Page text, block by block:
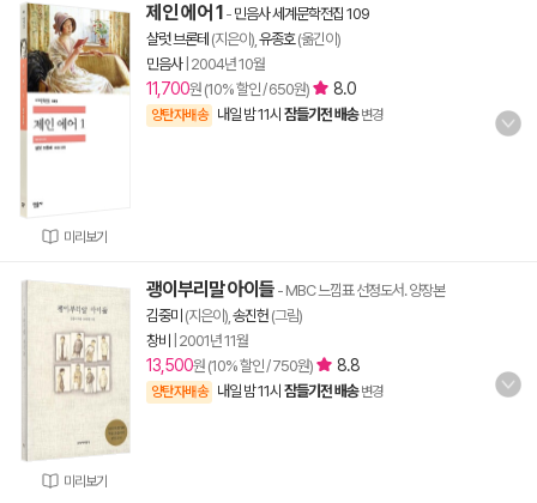
미리보기
제인 에어 1 - 민음사 세계문학전집 109
샬럿 브론테 (지은이), 유종호(옮긴이)
민음사| 2004년 10월
11,700원 (10% 할인 / 650원) 8.0
양탄자배송 내일 밤 11시 잠들기전 배송 변경
미리보기
괭이부리말 아이들 - MBC 느낌표 선정도서. 양장본
김중미 (지은이), 송진헌 (그림)
창비
2001년 11월
13,500원 (10% 할인 / 750원) 8.8
양탄자배송 내일 밤 11시 잠들기전 배송 변경